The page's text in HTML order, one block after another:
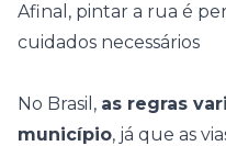
Afinal, pintar a rua é
cuidados necessários
No Brasil, as regras
município, já que as